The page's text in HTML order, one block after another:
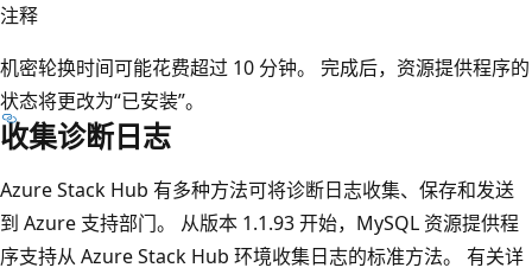
注释
机密轮换时间可能花费超过 10 分钟。 完成后，资源提供程序的
状态将更改为“已安装”。
收集诊断日志
Azure Stack Hub 有多种方法可将诊断日志收集、保存和发送
到 Azure 支持部门。 从版本 1.1.93 开始，MySQL 资源提供程
序支持从 Azure Stack Hub 环境收集日志的标准方法。 有关详